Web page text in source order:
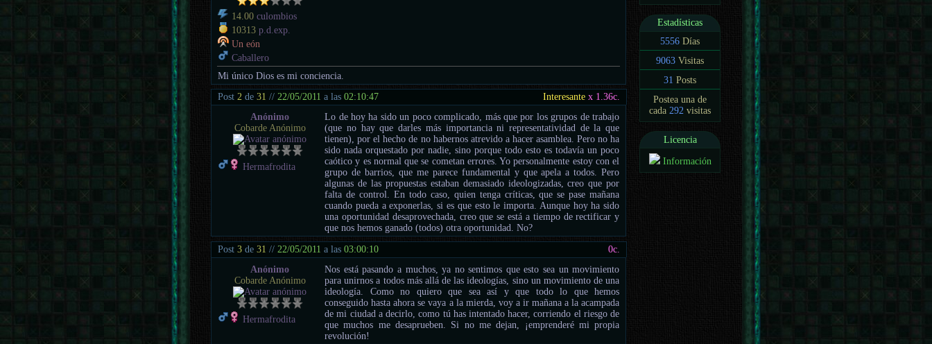
14.00 culombios
10313 p.d.exp.
Un eón
Caballero
Mi único Dios es mi conciencia.
Post2 de31 //22/05/2011 a las02:10:47 Interesante x 1.36c.
Anónimo
Cobarde Anónimo
Hermafrodita
Lo de hoy ha sido un poco complicado, más que por los grupos de trabajo
(que no hay que darles más importancia ni representatividad de la que
tienen), por el hecho de no habernos atrevido a hacer asamblea. Pero no ha
sido nada orquestado por nadie, sino porque todo esto es todavía un poco
caótico y es normal que se cometan errores. Yo personalmente estoy con el
grupo de barrios, que me parece fundamental y que apela a todos. Pero
algunas de las propuestas estaban demasiado ideologizadas, creo que por
falta de control. En todo caso, quien tenga críticas, que se pase mañana
cuando pueda a exponerlas, si es que esto le importa. Aunque hoy ha sido
una oportunidad desaprovechada, creo que se está a tiempo de rectificar y
que nos hemos ganado (todos) otra oportunidad. No?
Post3 de31 //22/05/2011 a las03:00:10 0c.
Anónimo
Cobarde Anónimo
Hermafrodita
Nos está pasando a muchos, ya no sentimos que esto sea un movimiento
para unirnos a todos más allá de las ideologías, sino un movimiento de una
ideología. Como no quiero que sea así y que todo lo que hemos
conseguido hasta ahora se vaya a la mierda, voy a ir mañana a la acampada
de mi ciudad a decirlo, como tú has intentado hacer, corriendo el riesgo de
que muchos me desaprueben. Si no me dejan, ¡emprenderé mi propia
revolución!
Estadísticas
5556 Días
9063 Visitas
31 Posts
Postea una de
cada292 visitas
Licencia
Información